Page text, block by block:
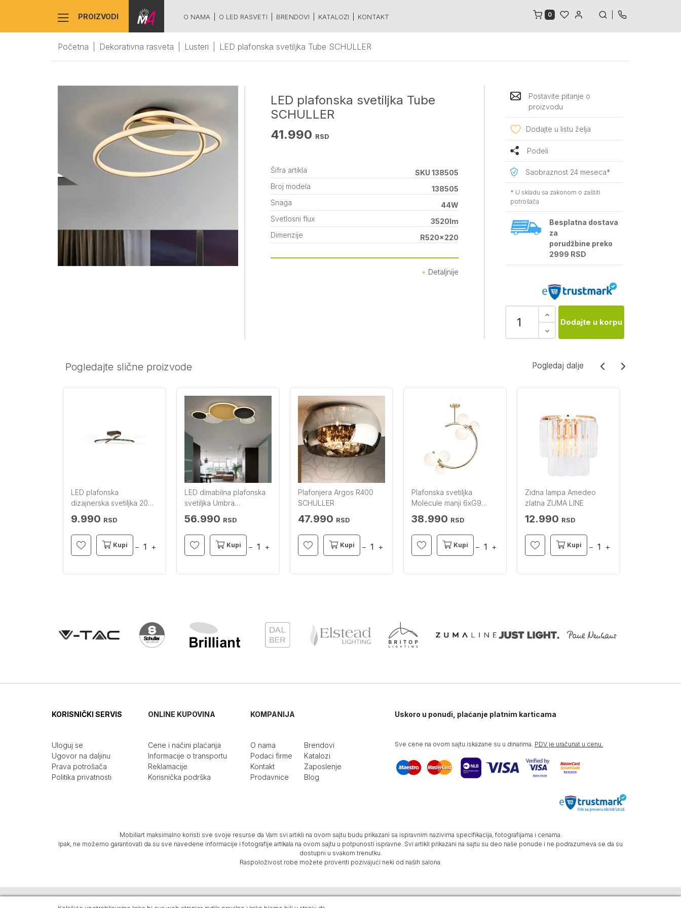
PROIZVODI O NAMA O LED RASVETI BRENDOVI KATALOZI KONTAKT 0
Početna Dekorativna rasveta Lusteri LED plafonska svetiljka Tube SCHULLER
LED plafonska svetiljka Tube
SCHULLER
41.990 RSD
Šifra artikla
SKU 138505
Broj modela
138505
Snaga
44W
Svetlosni flux
3520lm
Dimenzije
R520x220
Detaljnije
Postavite pitanje o
proizvodu
Dodajte u listu želja
Podeli
Saobraznost 24 meseca*
* U skladu sa zakonom o zaštiti
potrošača
Besplatna dostava
za
porudžbine preko
2999 RSD
Dodajte u korpu
Pogledajte slične proizvode Pogledaj dalje
LED plafonska
dizajnerska svetiljka 20W
crna V-TAC
9.990 RSD
Kupi − +
LED dimabilna plafonska
svetiljka Umbra
SCHULLER
56.990 RSD
Kupi − +
Plafonjera Argos R400
SCHULLER
47.990 RSD
Kupi − +
Plafonska svetiljka
Molecule manji 6xG9
ZUMA LINE
38.990 RSD
Kupi − +
Zidna lampa Amedeo
zlatna ZUMA LINE
12.990 RSD
Kupi − +
Pogledaj dalje
KORISNIČKI SERVIS
Uloguj se
Ugovor na daljinu
Prava potrošača
Politika privatnosti
ONLINE KUPOVINA
Cene i načini plaćanja
Informacije o transportu
Reklamacije
Korisnička podrška
KOMPANIJA
O nama
Podaci firme
Kontakt
Prodavnice
Brendovi
Katalozi
Zaposlenje
Blog
Uskoro u ponudi, plaćanje platnim karticama
Sve cene na ovom sajtu iskazane su u dinarima. PDV je uračunat u cenu.
Mobiliart maksimalno koristi sve svoje resurse da Vam svi artikli na ovom sajtu budu prikazani sa ispravnim nazivima specifikacija, fotografijama i cenama.
Ipak, ne možemo garantovati da su sve navedene informacije i fotografije artikala na ovom sajtu u potpunosti ispravne. Svi artikli prikazani na sajtu su deo naše ponude i ne podrazumeva se da su
dostupni u svakom trenutku.
Raspoloživost robe možete proveriti pozivajući neki od naših salona.